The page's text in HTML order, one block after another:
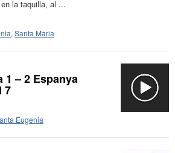
la taquilla, al ...
, Santa Maria
1 – 2 Espanya
7
Eugenia